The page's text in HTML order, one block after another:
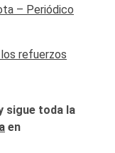
– Periódico
refuerzos
sigue toda la
en